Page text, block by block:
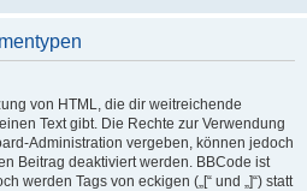
von HTML, die dir weitreichende
Text gibt. Die Rechte zur Verwendung
Administration vergeben, können jedoch
Beitrag deaktiviert werden. BBCode ist
werden Tags von eckigen („[“ und „]“) statt